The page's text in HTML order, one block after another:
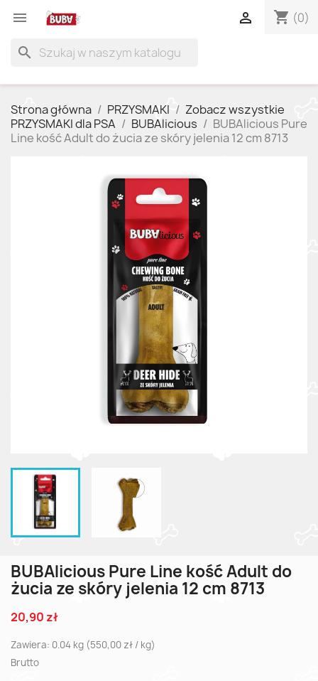
 shopping_cart (0)

search
Strona główna PRZYSMAKI
Zobacz wszystkie
PRZYSMAKI dla PSA
BUBAlicious
BUBAlicious Pure
Line kość Adult do żucia ze skóry jelenia 12 cm 8713
BUBAlicious Pure Line kość Adult do
żucia ze skóry jelenia 12 cm 8713
20,90 zł
Zawiera: 0.04 kg (550,00 zł / kg)
Brutto